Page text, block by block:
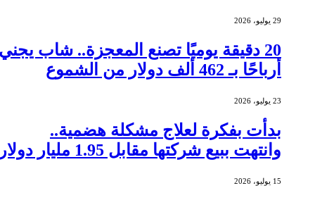
29 يوليو، 2026
20 دقيقة يوميًا تصنع المعجزة.. شاب يجني
أرباحًا بـ 462 ألف دولار من الشموع
23 يوليو، 2026
بدأت بفكرة لعلاج مشكلة هضمية..
وانتهت ببيع شركتها مقابل 1.95 مليار دولار
15 يوليو، 2026